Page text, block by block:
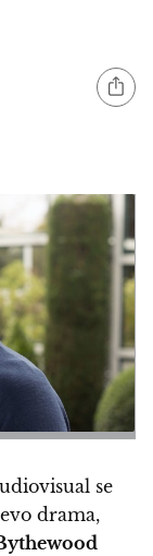
se
drama,